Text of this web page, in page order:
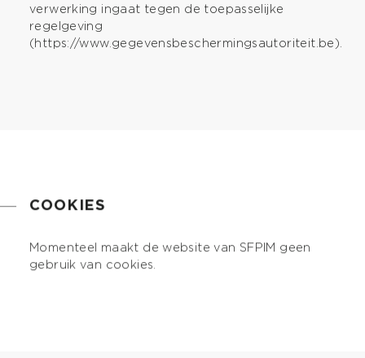
verwerking ingaat tegen de toepasselijke
regelgeving
(https://www.gegevensbeschermingsautoriteit.be).
COOKIES
Momenteel maakt de website van SFPIM geen
gebruik van cookies.